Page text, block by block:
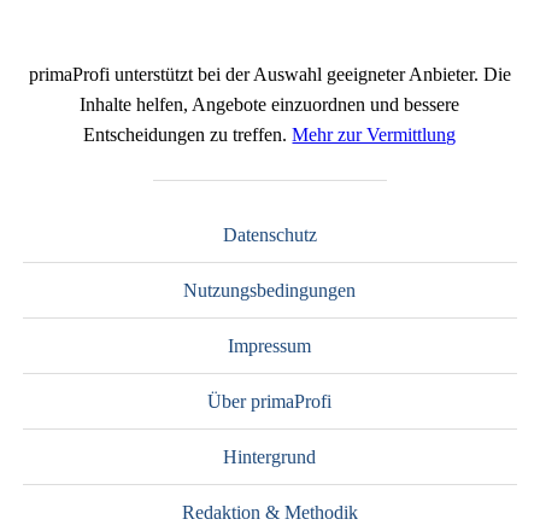
primaProfi unterstützt bei der Auswahl geeigneter Anbieter. Die
Inhalte helfen, Angebote einzuordnen und bessere
Entscheidungen zu treffen.Mehr zur Vermittlung
Datenschutz
Nutzungsbedingungen
Impressum
Über primaProfi
Hintergrund
Redaktion & Methodik